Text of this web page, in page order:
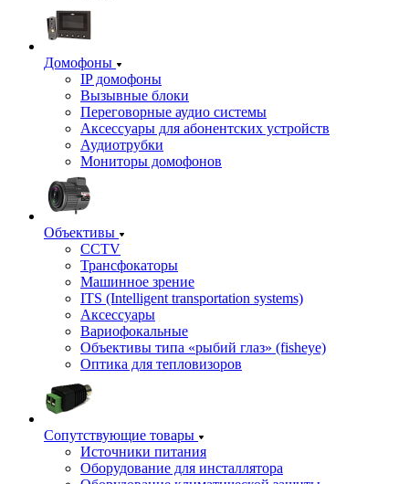
Домофоны
IP домофоны
Вызывные блоки
Переговорные аудио системы
Аксессуары для абонентских устройств
Аудиотрубки
Мониторы домофонов
Объективы
CCTV
Трансфокаторы
Машинное зрение
ITS (Intelligent transportation systems)
Аксессуары
Вариофокальные
Объективы типа «рыбий глаз» (fisheye)
Оптика для тепловизоров
Сопутствующие товары
Источники питания
Оборудование для инсталлятора